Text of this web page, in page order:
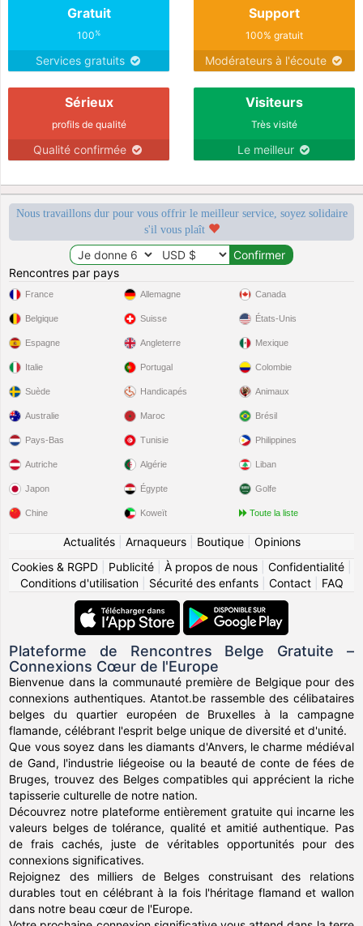
Gratuit
100%
Services gratuits
Support
100% gratuit
Modérateurs à l'écoute
Sérieux
profils de qualité
Qualité confirmée
Visiteurs
Très visité
Le meilleur
Nous travaillons dur pour vous offrir le meilleur service, soyez solidaire
s'il vous plaît
Rencontres par pays
France
Belgique
Espagne
Italie
Suède
Allemagne
Suisse
Angleterre
Portugal
Handicapés
Canada
États-Unis
Mexique
Colombie
Animaux
Australie
Pays-Bas
Autriche
Japon
Chine
Maroc
Tunisie
Algérie
Égypte
Koweït
Brésil
Philippines
Liban
Golfe
Toute la liste
Actualités| Arnaqueurs| Boutique| Opinions
Cookies & RGPD
Publicité À propos de nous Confidentialité
Conditions d'utilisation| Sécurité des enfants| Contact| FAQ
Plateforme de Rencontres Belge Gratuite –
Connexions Cœur de l'Europe
Bienvenue dans la communauté première de Belgique pour des
connexions authentiques. Atantot.be rassemble des célibataires
belges du quartier européen de Bruxelles à la campagne
flamande, célébrant l'esprit belge unique de diversité et d'unité.
Que vous soyez dans les diamants d'Anvers, le charme médiéval
de Gand, l'industrie liégeoise ou la beauté de conte de fées de
Bruges, trouvez des Belges compatibles qui apprécient la riche
tapisserie culturelle de notre nation.
Découvrez notre plateforme entièrement gratuite qui incarne les
valeurs belges de tolérance, qualité et amitié authentique. Pas
de frais cachés, juste de véritables opportunités pour des
connexions significatives.
Rejoignez des milliers de Belges construisant des relations
durables tout en célébrant à la fois l'héritage flamand et wallon
dans notre beau cœur de l'Europe.